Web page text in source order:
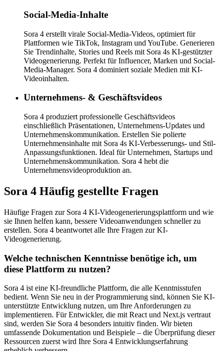
Social-Media-Inhalte
Sora 4 erstellt virale Social-Media-Videos, optimiert für
Plattformen wie TikTok, Instagram und YouTube. Generieren
Sie Trendinhalte, Stories und Reels mit Sora 4s KI-gestützter
Videogenerierung. Perfekt für Influencer, Marken und Social-
Media-Manager. Sora 4 dominiert soziale Medien mit KI-
Videoinhalten.
Unternehmens- & Geschäftsvideos
Sora 4 produziert professionelle Geschäftsvideos
einschließlich Präsentationen, Unternehmens-Updates und
Unternehmenskommunikation. Erstellen Sie polierte
Unternehmensinhalte mit Sora 4s KI-Verbesserungs- und Stil-
Anpassungsfunktionen. Ideal für Unternehmen, Startups und
Unternehmenskommunikation. Sora 4 hebt die
Unternehmensvideoproduktion an.
Sora 4 Häufig gestellte Fragen
Häufige Fragen zur Sora 4 KI-Videogenerierungsplattform und wie
sie Ihnen helfen kann, bessere Videoanwendungen schneller zu
erstellen. Sora 4 beantwortet alle Ihre Fragen zur KI-
Videogenerierung.
Welche technischen Kenntnisse benötige ich, um
diese Plattform zu nutzen?
Sora 4 ist eine KI-freundliche Plattform, die alle Kenntnisstufen
bedient. Wenn Sie neu in der Programmierung sind, können Sie KI-
unterstützte Entwicklung nutzen, um Ihre Anforderungen zu
implementieren. Für Entwickler, die mit React und Next.js vertraut
sind, werden Sie Sora 4 besonders intuitiv finden. Wir bieten
umfassende Dokumentation und Beispiele – die Überprüfung dieser
Ressourcen zuerst wird Ihre Sora 4 Entwicklungserfahrung